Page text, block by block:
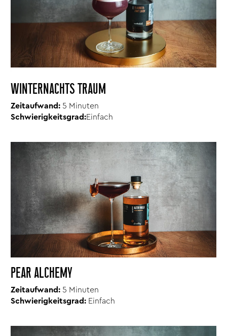
WINTERNACHTS TRAUM
Zeitaufwand: 5 Minuten
Schwierigkeitsgrad:Einfach
PEAR ALCHEMY
Zeitaufwand: 5 Minuten
Schwierigkeitsgrad: Einfach